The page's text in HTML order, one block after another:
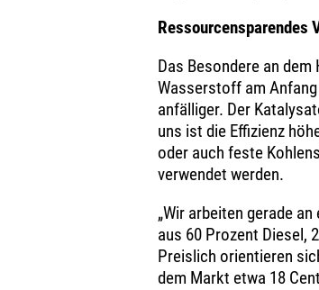
Ressourcensparendes
Das Besondere an
Wasserstoff am
anfälliger. Der
uns ist die Effizienz
oder auch feste
verwendet werden.
„Wir arbeiten gerade
aus 60 Prozent Diesel,
Preislich orientieren
dem Markt etwa 18